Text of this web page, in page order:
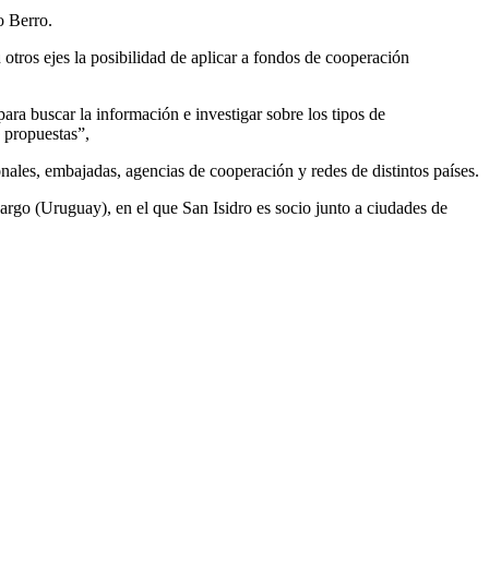
Berro.
ejes la posibilidad de aplicar a fondos de cooperación
buscar la información e investigar sobre los tipos de
embajadas, agencias de cooperación y redes de distintos países.
(Uruguay), en el que San Isidro es socio junto a ciudades de